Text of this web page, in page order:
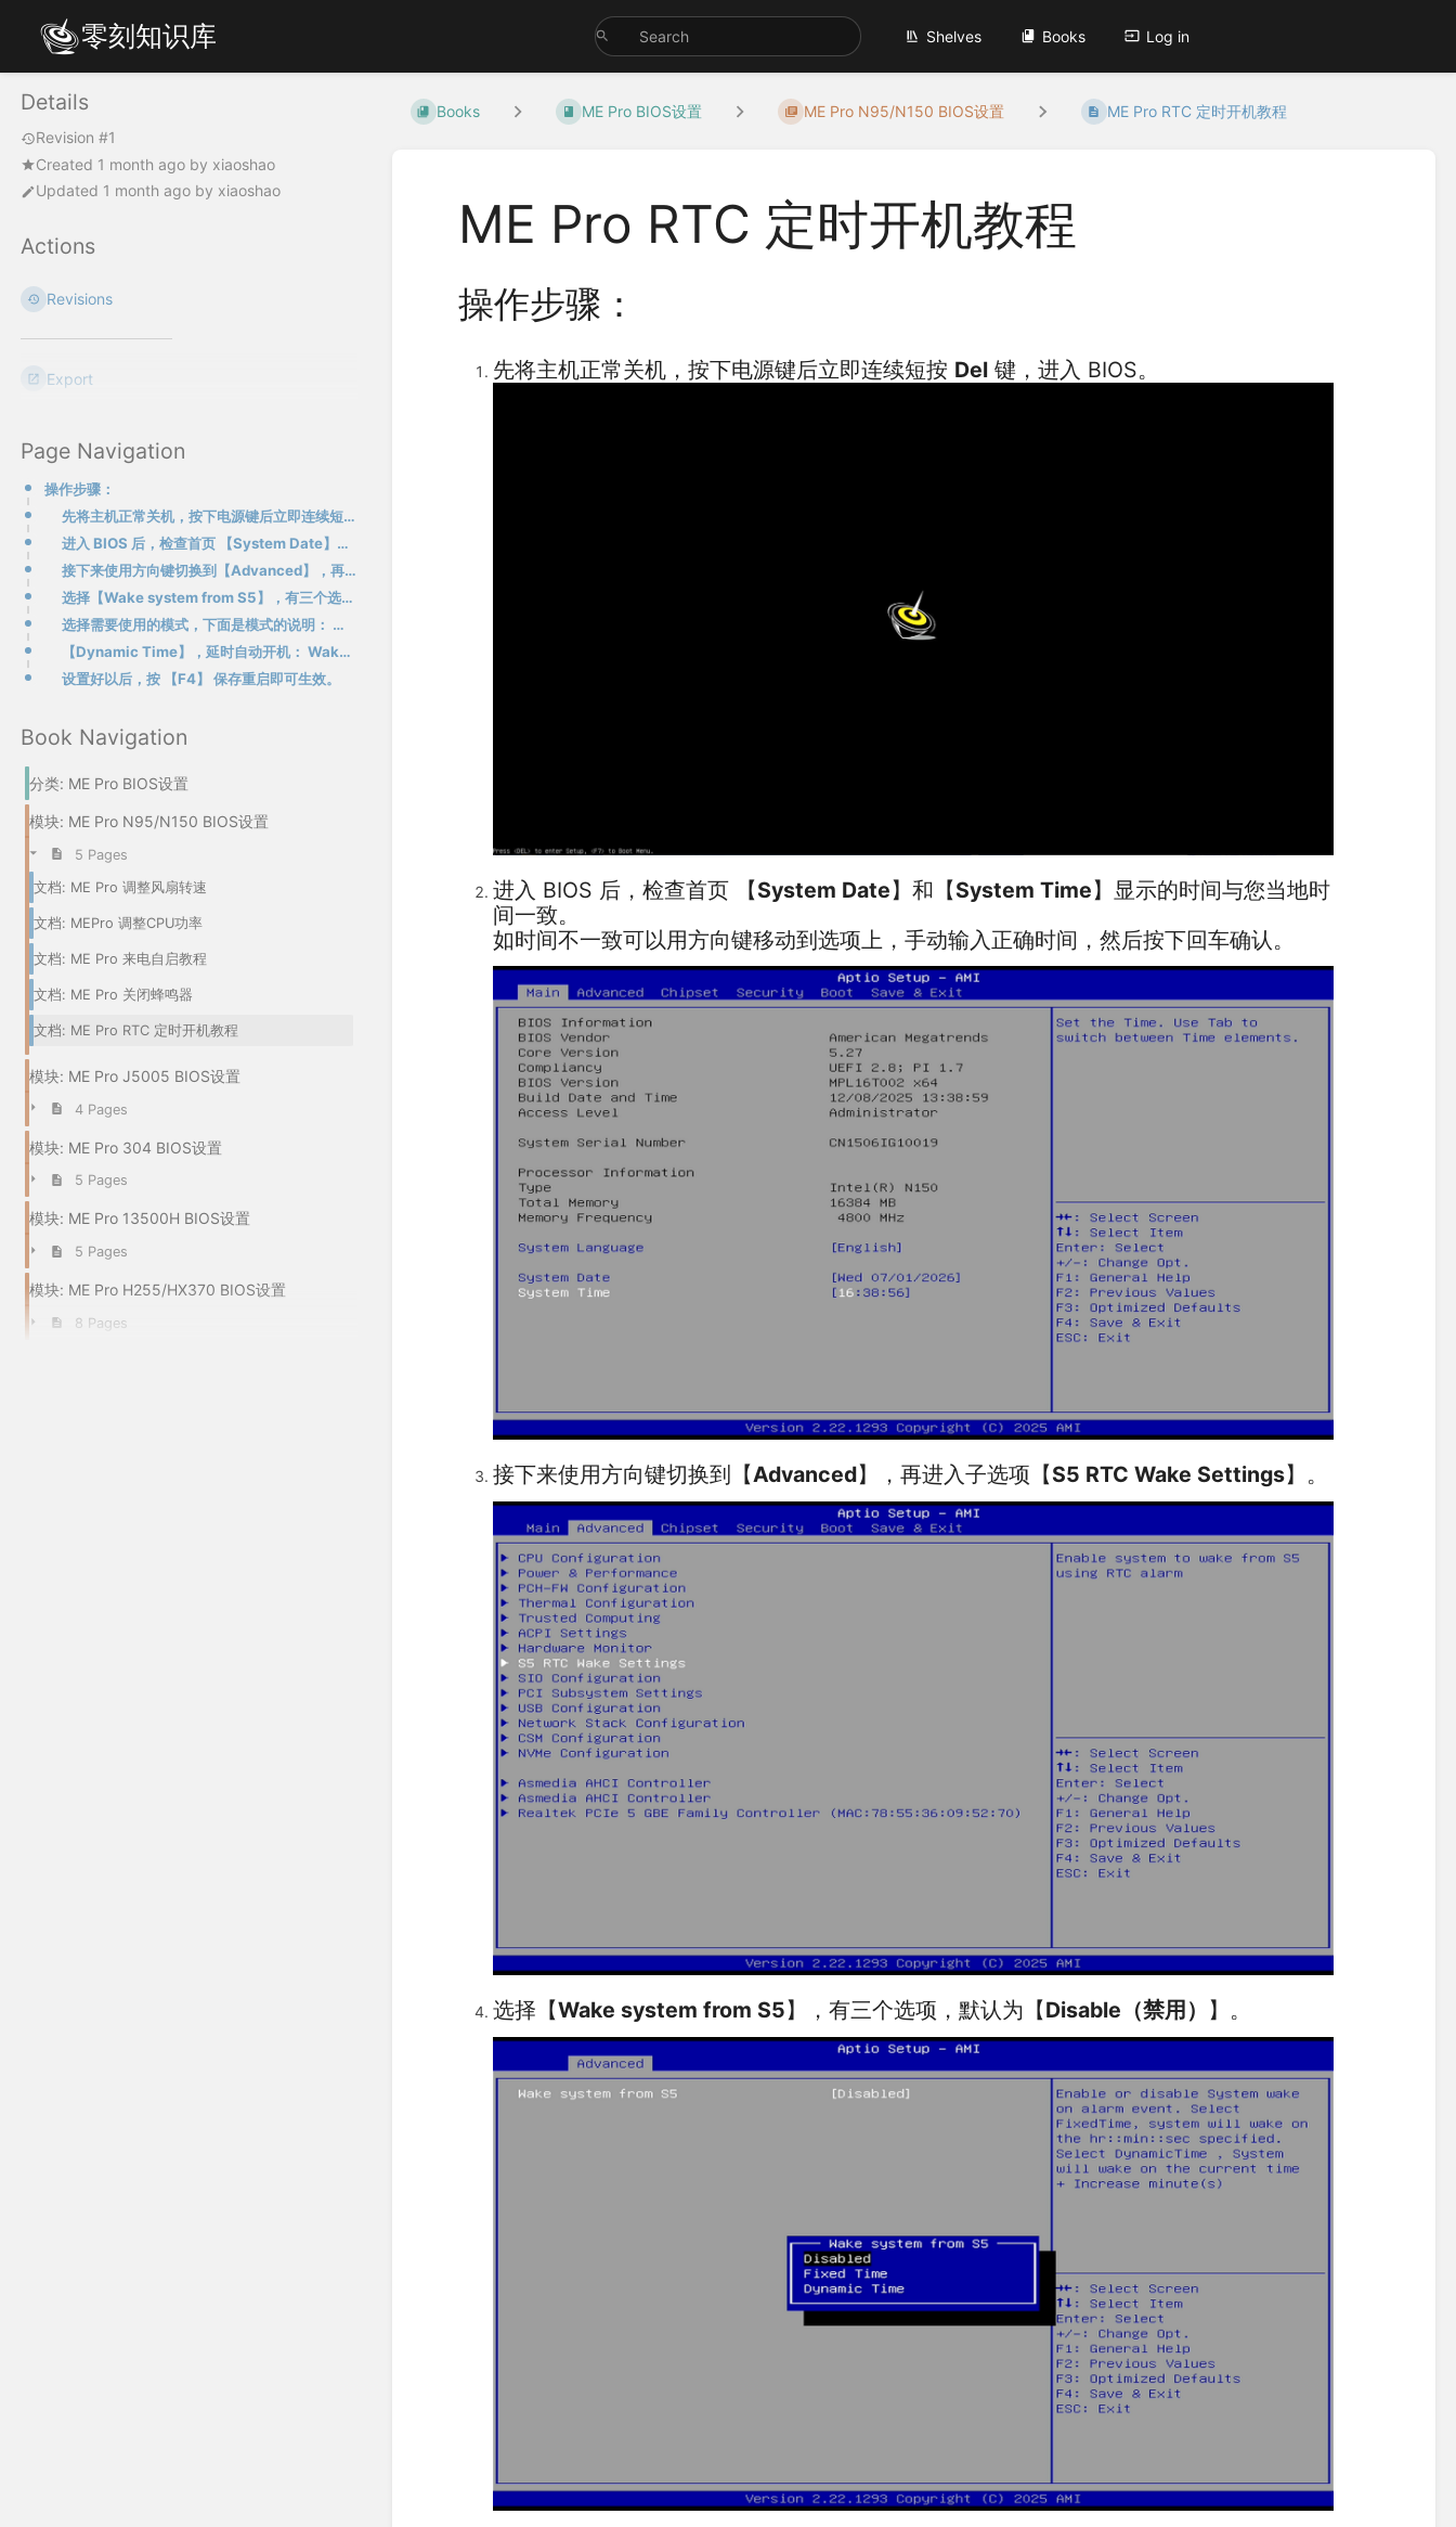
零刻知识库 Shelves Books Log in
Details
Revision #1
Created 1 month ago by xiaoshao
Updated 1 month ago by xiaoshao
Actions
Revisions
Export
Page Navigation
操作步骤：
先将主机正常关机，按下电源键后立即连续短按 Del 键，进入 BIOS。
进入 BIOS 后，检查首页 【System Date】和【System Time】显示的时间与您当地时间一致。 如时间不一致可以用方向键移动到选项上，手动输入正确时间，然后按下回车确认。
接下来使用方向键切换到【Advanced】，再进入子选项【S5 RTC Wake Settings】。
选择【Wake system from S5】，有三个选项，默认为【Disable（禁用）】。
选择需要使用的模式，下面是模式的说明： 【Fixed Time】，固定时间定时开机： Wake up hour ：可设置 0-23 的时间范围，意为 0-23 时； Wake up minute ：可
【Dynamic Time】，延时自动开机： Wake up minute increase ：可设置 1-5 的时间范围，表示将会在关机后数分钟自动开机。例如设置为 3，则将会在关机后 3 分钟自动
设置好以后，按 【F4】 保存重启即可生效。
Book Navigation
ME Pro BIOS设置
ME Pro N95/N150 BIOS设置
5 Pages
ME Pro 调整风扇转速
MEPro 调整CPU功率
ME Pro 来电自启教程
ME Pro 关闭蜂鸣器
ME Pro RTC 定时开机教程
ME Pro J5005 BIOS设置
4 Pages
ME Pro 304 BIOS设置
5 Pages
ME Pro 13500H BIOS设置
5 Pages
ME Pro H255/HX370 BIOS设置
8 Pages
Books ME Pro BIOS设置 ME Pro N95/N150 BIOS设置 ME Pro RTC 定时开机教程
ME Pro RTC 定时开机教程
操作步骤：
先将主机正常关机，按下电源键后立即连续短按 Del 键，进入 BIOS。
进入 BIOS 后，检查首页 【System Date】和【System Time】显示的时间与您当地时
间一致。
如时间不一致可以用方向键移动到选项上，手动输入正确时间，然后按下回车确认。
接下来使用方向键切换到【Advanced】，再进入子选项【S5 RTC Wake Settings】。
选择【Wake system from S5】，有三个选项，默认为【Disable（禁用） 】。